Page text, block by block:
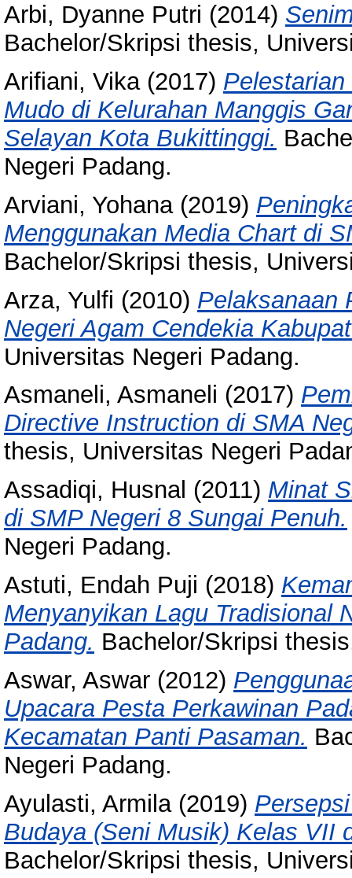
Arbi, Dyanne Putri (2014)
Bachelor/Skripsi thesis,
Arifiani, Vika(2017)
Mudo di Kelurahan Manggis
Selayan Kota Bukittinggi.
Negeri Padang.
Arviani, Yohana(2019)
Menggunakan Media Chart di
Bachelor/Skripsi thesis,
Arza, Yulfi (2010) Pelaksanaan
Negeri Agam Cendekia
Universitas Negeri Padang.
Asmaneli, Asmaneli (2017)
Directive Instruction di SMA
thesis, Universitas Negeri
Assadiqi, Husnal (2011) Minat
di SMP Negeri 8 Sungai Penuh.
Negeri Padang.
Astuti, Endah Puji (2018)
Menyanyikan Lagu Tradisional
Padang. Bachelor/Skripsi
Aswar, Aswar (2012)
Upacara Pesta Perkawinan
Kecamatan Panti Pasaman.
Negeri Padang.
Ayulasti, Armila(2019)
Budaya (Seni Musik) Kelas VII
Bachelor/Skripsi thesis,